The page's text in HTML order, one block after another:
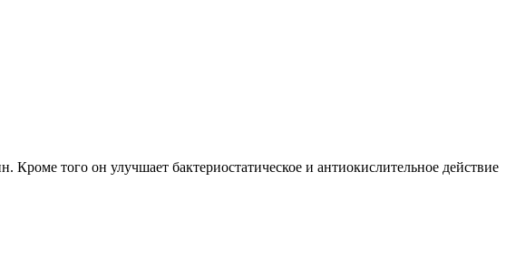
того он улучшает бактериостатическое и антиокислительное действие